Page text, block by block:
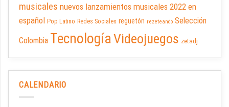
musicales nuevos lanzamientos musicales 2022 en
español Pop Latino Redes Sociales reguetón rezeteando Selección
Colombia TecnologíaVideojuegos zetadj
CALENDARIO